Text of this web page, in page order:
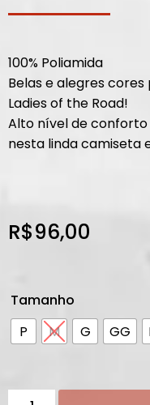
100% Poliamida
Belas e alegres
Ladies of the Road!
Alto nível de
nesta linda camiseta
R$96,00
Tamanho
P
M G GG